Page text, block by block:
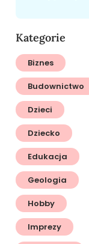
Kategorie
Biznes
Budownictwo
Dzieci
Dziecko
Edukacja
Geologia
Hobby
Imprezy